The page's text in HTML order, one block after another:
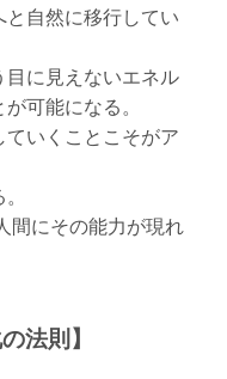
と自然に移行してい
目に見えないエネル
可能になる。
いくことこそがア
間にその能力が現れ
法則】